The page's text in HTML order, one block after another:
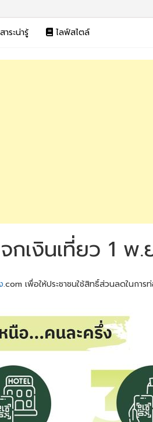
สาระน่ารู้ ไลฟ์สไตล์
กเงินเที่ยว 1 พ
.com เพื่อให้ประชาชนใช้สิทธิ์ส่วนลดในกา